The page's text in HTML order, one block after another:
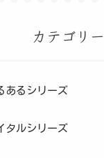
カテゴリー
あるシリーズ
タルシリーズ